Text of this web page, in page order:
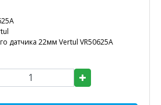
датчика 22мм Vertul VR50625A